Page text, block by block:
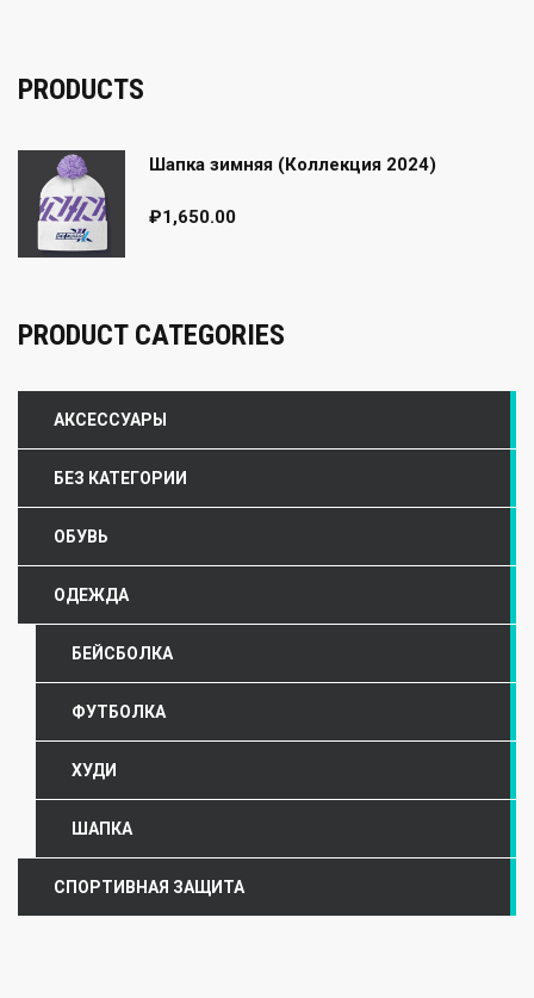
PRODUCTS
Шапка зимняя (Коллекция 2024)
₽1,650.00
PRODUCT CATEGORIES
АКСЕССУАРЫ
БЕЗ КАТЕГОРИИ
ОБУВЬ
ОДЕЖДА
БЕЙСБОЛКА
ФУТБОЛКА
ХУДИ
ШАПКА
СПОРТИВНАЯ ЗАЩИТА